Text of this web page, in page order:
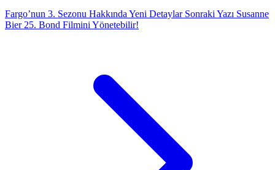
Fargo’nun 3. Sezonu Hakkında Yeni Detaylar Sonraki Yazı Susanne
Bier 25. Bond Filmini Yönetebilir!